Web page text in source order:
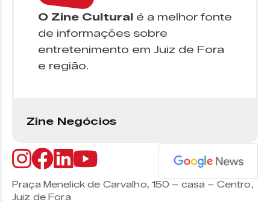
O Zine Cultural é a melhor fonte
de informações sobre
entretenimento em Juiz de Fora
e região.
Zine Negócios
Praça Menelick de Carvalho, 150 – casa – Centro,
Juiz de Fora